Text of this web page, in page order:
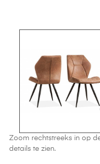
Zoom rechtstreeks in op
details te zien.